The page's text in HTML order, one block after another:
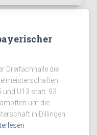
Dreifachhalle die
U13 statt. 93
um die
in Dillingen.